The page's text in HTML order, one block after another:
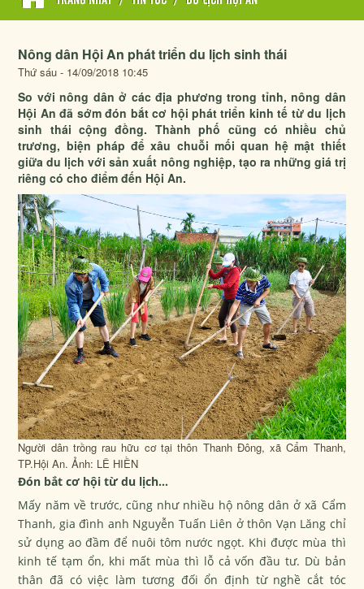
Nông dân Hội An phát triển du lịch sinh thái
Thứ sáu - 14/09/2018 10:45
So với nông dân ở các địa phương trong tỉnh, nông dân
Hội An đã sớm đón bắt cơ hội phát triển kinh tế từ du lịch
sinh thái cộng đồng. Thành phố cũng có nhiều chủ
trương, biện pháp để xâu chuỗi mối quan hệ mật thiết
giữa du lịch với sản xuất nông nghiệp, tạo ra những giá trị
riêng có cho điểm đến Hội An.
Người dân trồng rau hữu cơ tại thôn Thanh Đông, xã Cẩm Thanh,
TP.Hội An. Ảnh: LÊ HIỀN
Đón bắt cơ hội từ du lịch…
Mấy năm về trước, cũng như nhiều hộ nông dân ở xã Cẩm
Thanh, gia đình anh Nguyễn Tuấn Liên ở thôn Vạn Lăng chỉ
sử dụng ao đầm để nuôi tôm nước ngọt. Khi được mùa thì
kinh tế tạm ổn, khi mất mùa thì lỗ cả vốn đầu tư. Dù bản
thân đã có việc làm tương đối ổn định từ nghề cắt tóc